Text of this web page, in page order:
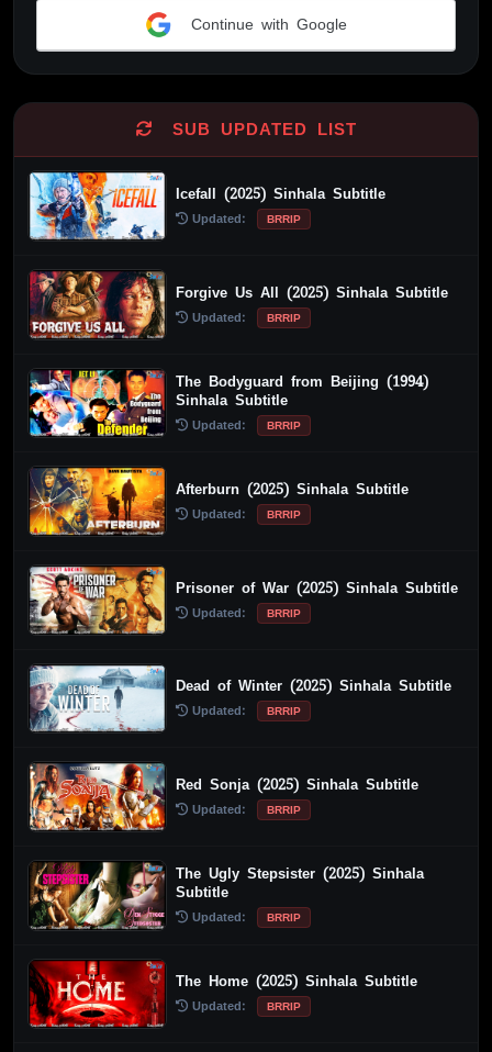
Continue with Google
SUB UPDATED LIST
Icefall (2025) Sinhala Subtitle
Updated: BRRIP
Forgive Us All (2025) Sinhala Subtitle
Updated: BRRIP
The Bodyguard from Beijing (1994)
Sinhala Subtitle
Updated: BRRIP
Afterburn (2025) Sinhala Subtitle
Updated: BRRIP
Prisoner of War (2025) Sinhala Subtitle
Updated: BRRIP
Dead of Winter (2025) Sinhala Subtitle
Updated: BRRIP
Red Sonja (2025) Sinhala Subtitle
Updated: BRRIP
The Ugly Stepsister (2025) Sinhala
Subtitle
Updated: BRRIP
The Home (2025) Sinhala Subtitle
Updated: BRRIP